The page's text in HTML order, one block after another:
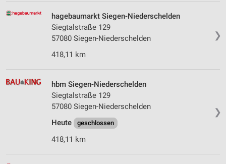
❯
hagebaumarkt Siegen-Niederschelden
Siegtalstraße 129
57080 Siegen-Niederschelden
418,11 km
❯
hbm Siegen-Niederschelden
Siegtalstraße 129
57080 Siegen-Niederschelden
Heute
geschlossen
418,11 km